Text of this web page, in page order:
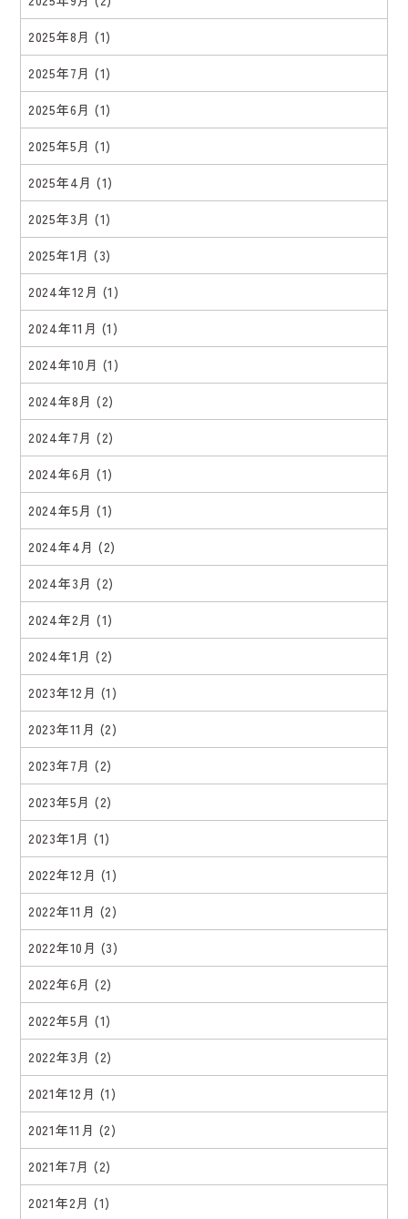
2025年8月 (1)
2025年7月 (1)
2025年6月 (1)
2025年5月 (1)
2025年4月 (1)
2025年3月 (1)
2025年1月 (3)
2024年12月 (1)
2024年11月 (1)
2024年10月 (1)
2024年8月 (2)
2024年7月 (2)
2024年6月 (1)
2024年5月 (1)
2024年4月 (2)
2024年3月 (2)
2024年2月 (1)
2024年1月 (2)
2023年12月 (1)
2023年11月 (2)
2023年7月 (2)
2023年5月 (2)
2023年1月 (1)
2022年12月 (1)
2022年11月 (2)
2022年10月 (3)
2022年6月 (2)
2022年5月 (1)
2022年3月 (2)
2021年12月 (1)
2021年11月 (2)
2021年7月 (2)
2021年2月 (1)